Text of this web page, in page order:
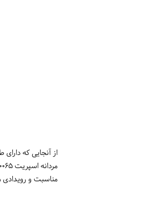
از آنجایی که
مناسبت و رویدادی